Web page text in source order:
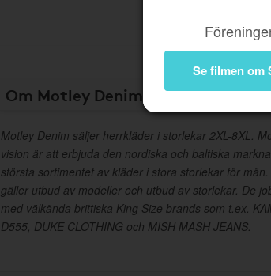
Se filmen om
Om Motley Denim
Motley Denim säljer herrkläder i storlekar 2XL-8XL.
vision är att erbjuda den nordiska och baltiska
största sortimentet av kläder i stora storlekar för
gäller utbud av modeller och utbud av storlekar. De
med välkända brittiska King Size brands som t.ex.
D555, DUKE CLOTHING och MISH MASH JEANS.